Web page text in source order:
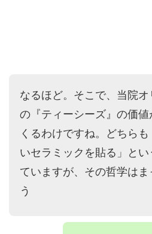
なるほど。そこで、当院オ
の『ティーシーズ』の価値
くるわけですね。どちら
いセラミックを貼る」とい
ていますが、その哲学はま
う